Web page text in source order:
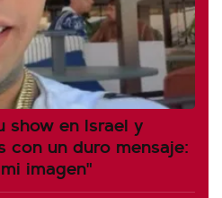
show en Israel y
un duro mensaje:
imagen"